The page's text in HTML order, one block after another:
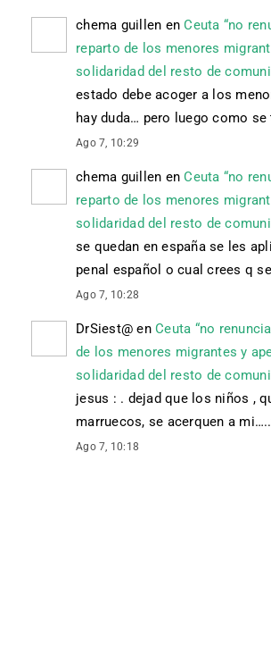
chema guillen enCeuta “no
reparto de los menores
solidaridad del resto de
estado debe acoger a los
hay duda… pero luego como
Ago 7, 10:29
chema guillen enCeuta “no
reparto de los menores
solidaridad del resto de
se quedan en españa se les
penal español o cual crees q
Ago 7, 10:28
DrSiest@ en Ceuta “no
de los menores migrantes y
solidaridad del resto de
jesus : . dejad que los niños ,
marruecos, se acerquen a mi…..
Ago 7, 10:18